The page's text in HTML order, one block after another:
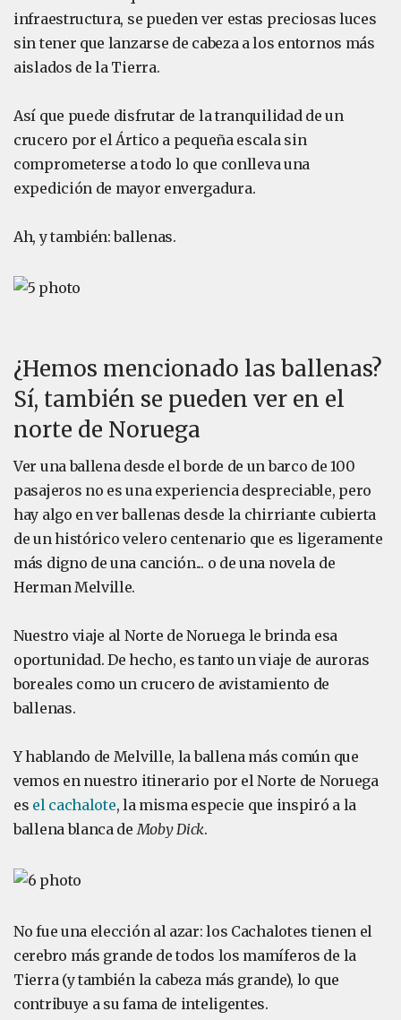
infraestructura, se pueden ver estas preciosas luces
sin tener que lanzarse de cabeza a los entornos más
aislados de la Tierra.
Así que puede disfrutar de la tranquilidad de un
crucero por el Ártico a pequeña escala sin
comprometerse a todo lo que conlleva una
expedición de mayor envergadura.
Ah, y también: ballenas.
¿Hemos mencionado las ballenas?
Sí, también se pueden ver en el
norte de Noruega
Ver una ballena desde el borde de un barco de 100
pasajeros no es una experiencia despreciable, pero
hay algo en ver ballenas desde la chirriante cubierta
de un histórico velero centenario que es ligeramente
más digno de una canción... o de una novela de
Herman Melville.
Nuestro viaje al Norte de Noruega le brinda esa
oportunidad. De hecho, es tanto un viaje de auroras
boreales como un crucero de avistamiento de
ballenas.
Y hablando de Melville, la ballena más común que
vemos en nuestro itinerario por el Norte de Noruega
es el cachalote, la misma especie que inspiró a la
ballena blanca deMoby Dick.
No fue una elección al azar: los Cachalotes tienen el
cerebro más grande de todos los mamíferos de la
Tierra (y también la cabeza más grande), lo que
contribuye a su fama de inteligentes.